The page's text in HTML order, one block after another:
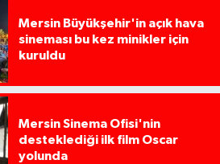
Mersin Büyükşehir'in açık hava
sineması bu kez minikler için
kuruldu
Mersin Sinema Ofisi'nin
desteklediği ilk film Oscar
yolunda